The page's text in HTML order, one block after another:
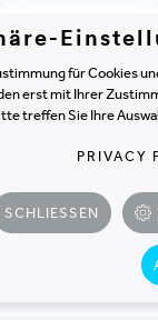
noch
Sie
für Cookies
erst mit Ihrer
treffen Sie Ihre
PRIVACY
SCHLIESSEN